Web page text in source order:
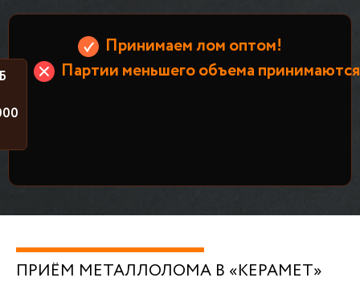
Принимаем лом оптом!
Партии меньшего объема
ПРИЁМ МЕТАЛЛОЛОМА В «КЕРАМЕТ»